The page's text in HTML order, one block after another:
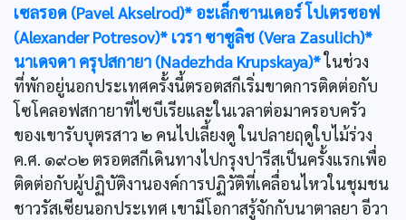
เซลรอด (Pavel Akselrod)* อะเล็กซานเดอร์ โปเตรซอฟ
(Alexander Potresov)* เวรา ซาซูลิช (Vera Zasulich)*
นาเดจดา ครุปสกายา (Nadezhda Krupskaya)*ในช่วง
ที่พักอยู่นอกประเทศครั้งนี้ตรอตสกีเริ่มขาดการติดต่อกับ
โซโคลอฟสกายาที่ไซบีเรียและในเวลาต่อมาครอบครัว
ของเขารับบุตรสาว ๒ คนไปเลี้ยงดู ในปลายฤดูใบไม้ร่วง
ค.ศ. ๑๙๐๒ ตรอตสกีเดินทางไปกรุงปารีสเป็นครั้งแรกเพื่อ
ติดต่อกับผู้ปฏิบัติงานองค์การปฏิวัติที่เคลื่อนไหวในชุมชน
ชาวรัสเซียนอกประเทศ เขามีโอกาสรู้จักกับนาตาลยา อีวา